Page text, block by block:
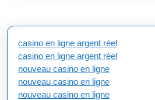
casino en ligne argent réel
casino en ligne argent réel
nouveau casino en ligne
nouveau casino en ligne
nouveau casino en ligne